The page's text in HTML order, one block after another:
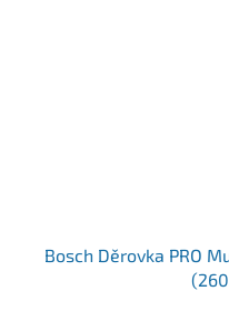
Bosch Děrovka PRO